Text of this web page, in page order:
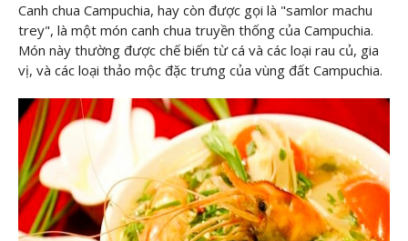
Canh chua Campuchia, hay còn được gọi là "samlor machu
trey", là một món canh chua truyền thống của Campuchia.
Món này thường được chế biến từ cá và các loại rau củ, gia
vị, và các loại thảo mộc đặc trưng của vùng đất Campuchia.